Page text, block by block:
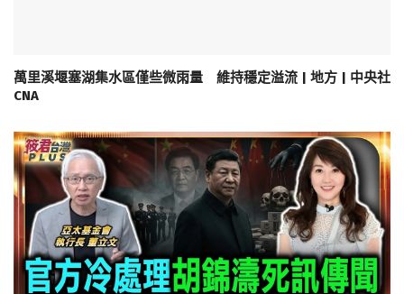
萬里溪堰塞湖集水區僅些微雨量 維持穩定溢流 | 地方 | 中央社
CNA